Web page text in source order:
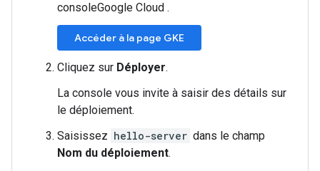
consoleGoogle Cloud .
Accéder à la page GKE
Cliquez sur Déployer.
La console vous invite à saisir des détails sur
le déploiement.
Saisissez hello-server dans le champ
Nom du déploiement.